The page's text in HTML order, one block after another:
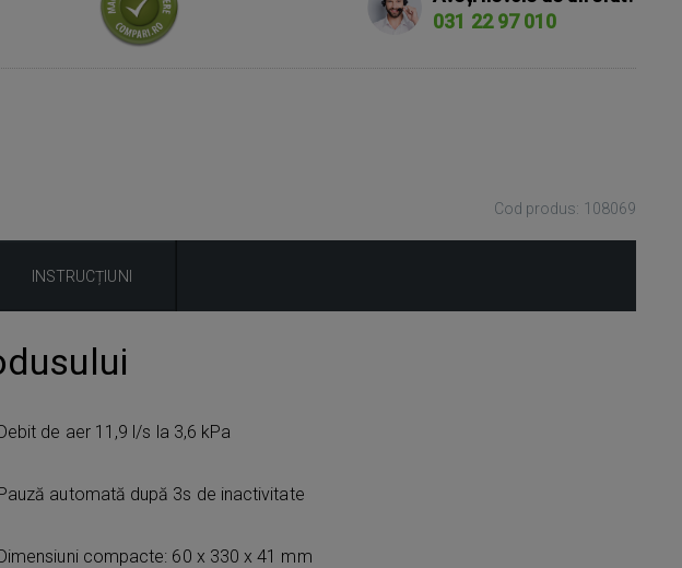
031 22 97 010
Cod produs: 108069
INSTRUCȚIUNI
de aer 11,9 l/s la 3,6 kPa
automată după 3s de inactivitate
compacte: 60 x 330 x 41 mm